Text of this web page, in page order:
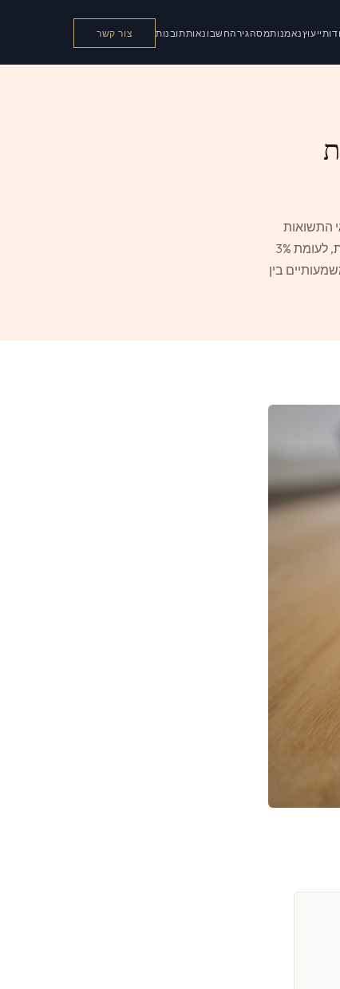
ייעוץנאמנותמסהגירהחשבונאותתובנות צור קשר
התשואות
הברוטו עדיין גבוהות באופן ניכר מאלה שברוב הערים הגדולות בעולם: ממוצע של 7.1% לדירות, לעומת 3%
פערים משמעותיים בין